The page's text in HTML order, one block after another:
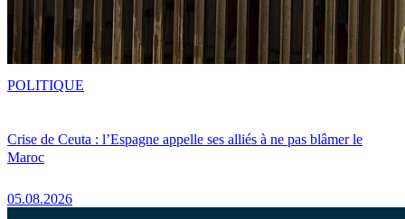
Crise de Ceuta : l’Espagne appelle ses alliés à ne pas blâmer le
Maroc
05.08.2026
POLITIQUE